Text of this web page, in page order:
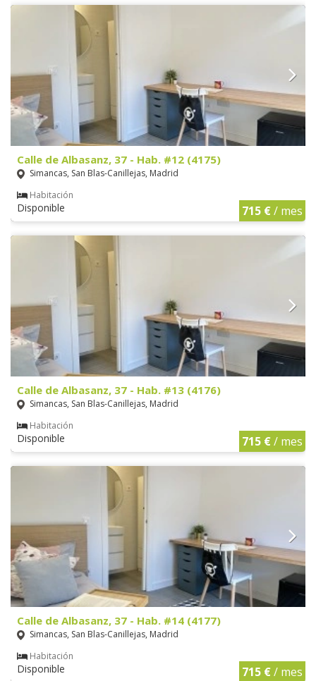
Calle de Albasanz, 37 - Hab. #12 (4175)
Simancas, San Blas-Canillejas, Madrid
Habitación
Disponible 715 €/ mes
Calle de Albasanz, 37 - Hab. #13 (4176)
Simancas, San Blas-Canillejas, Madrid
Habitación
Disponible 715 €/ mes
Calle de Albasanz, 37 - Hab. #14 (4177)
Simancas, San Blas-Canillejas, Madrid
Habitación
Disponible 715 €/ mes